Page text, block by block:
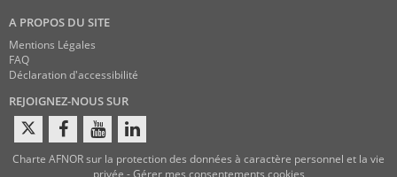
A PROPOS DU SITE
Mentions Légales
FAQ
Déclaration d'accessibilité
REJOIGNEZ-NOUS SUR
Charte AFNOR sur la protection des données à caractère personnel et la vie
privée -Gérer mes consentements cookies